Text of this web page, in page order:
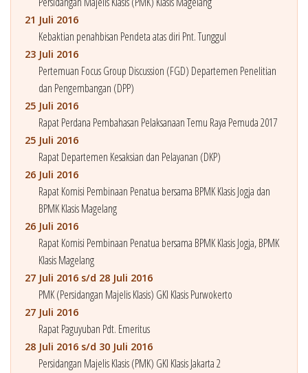
21 Juli 2016
Kebaktian penahbisan Pendeta atas diri Pnt. Tunggul
23 Juli 2016
Pertemuan Focus Group Discussion (FGD) Departemen Penelitian
dan Pengembangan (DPP)
25 Juli 2016
Rapat Perdana Pembahasan Pelaksanaan Temu Raya Pemuda 2017
25 Juli 2016
Rapat Departemen Kesaksian dan Pelayanan (DKP)
26 Juli 2016
Rapat Komisi Pembinaan Penatua bersama BPMK Klasis Jogja dan
BPMK Klasis Magelang
26 Juli 2016
Rapat Komisi Pembinaan Penatua bersama BPMK Klasis Jogja, BPMK
Klasis Magelang
27 Juli 2016 s/d 28 Juli 2016
PMK (Persidangan Majelis Klasis) GKI Klasis Purwokerto
27 Juli 2016
Rapat Paguyuban Pdt. Emeritus
28 Juli 2016 s/d 30 Juli 2016
Persidangan Majelis Klasis (PMK) GKI Klasis Jakarta 2